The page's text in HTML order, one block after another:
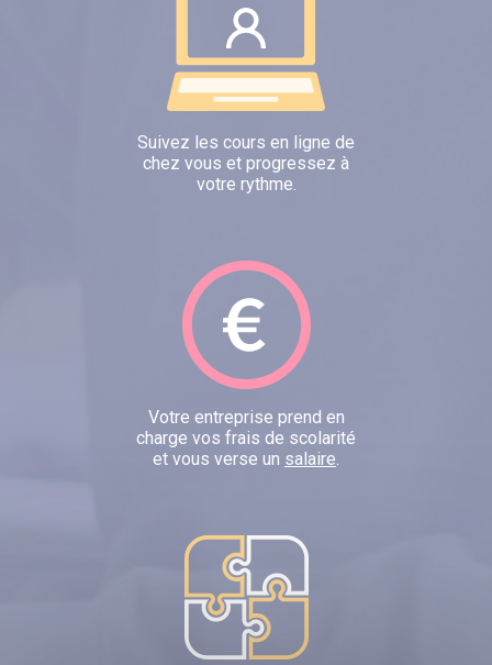
Suivez les cours en ligne de
chez vous et progressez à
votre rythme.
Votre entreprise prend en
charge vos frais de scolarité
et vous verse un salaire.